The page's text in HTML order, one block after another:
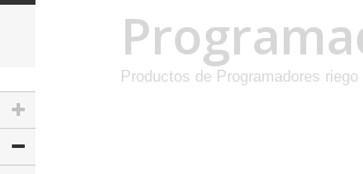
Productos de Programadores riego